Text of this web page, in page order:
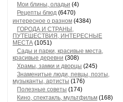
Мои блины, оладьи (4)
Рецепты блюд (6470)
интересное о разном (4384)
ГОРОДА И СТРАНЫ,
ПУТЕШЕСТВИЯ, ИНТЕРЕСНЫЕ
МЕСТА (1051)
Сады и парки, красивые места,
красивые деревни (308)
Храмы, замки и дворцы (245)
Знаменитые люди, певцы, поэты,
музыканты, артисты (176)
Полезные советы (174)
Кино, спектакль, мультфильм (168)